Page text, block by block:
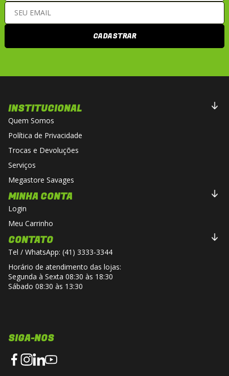
CADASTRAR
INSTITUCIONAL
Quem Somos
Política de Privacidade
Trocas e Devoluções
Serviços
Megastore Savages
MINHA CONTA
Login
Meu Carrinho
CONTATO
Tel / WhatsApp: (41) 3333-3344
Horário de atendimento das lojas:
Segunda à Sexta 08:30 às 18:30
Sábado 08:30 às 13:30
SIGA-NOS